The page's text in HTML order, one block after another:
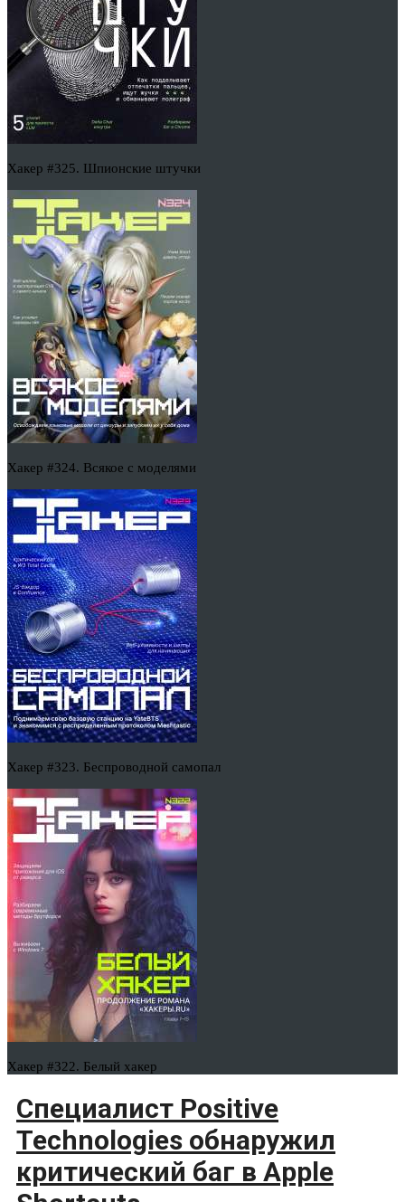
Хакер #325. Шпионские штучки
Хакер #324. Всякое с моделями
Хакер #323. Беспроводной самопал
Хакер #322. Белый хакер
Специалист Positive
Technologies обнаружил
критический баг в Apple